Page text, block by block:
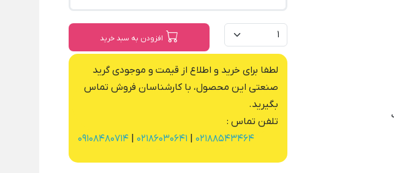
افزودن به سبد خرید
لطفا برای خرید و اطلاع از قیمت و موجودی گرید
صنعتی این محصول، با کارشناسان فروش تماس
بگیرید.
تلفن تماس :
02188543464
02186030641
09108480714